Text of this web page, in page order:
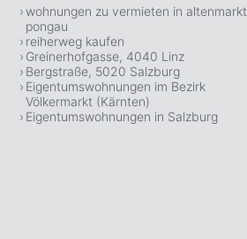
wohnungen zu vermieten in altenmarkt
pongau
reiherweg kaufen
Greinerhofgasse, 4040 Linz
Bergstraße, 5020 Salzburg
Eigentumswohnungen im Bezirk
Völkermarkt (Kärnten)
Eigentumswohnungen in Salzburg